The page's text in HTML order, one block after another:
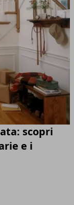
scopri
e i